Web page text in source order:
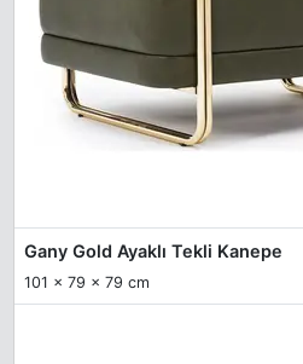
Gany Gold Ayaklı Tekli Kanepe
101 x 79 x 79 cm